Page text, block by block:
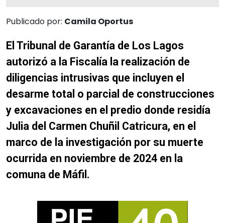
Publicado por: Camila Oportus
El Tribunal de Garantía de Los Lagos
autorizó a la Fiscalía la realización de
diligencias intrusivas que incluyen el
desarme total o parcial de construcciones
y excavaciones en el predio donde residía
Julia del Carmen Chuñil Catricura, en el
marco de la investigación por su muerte
ocurrida en noviembre de 2024 en la
comuna de Máfil.